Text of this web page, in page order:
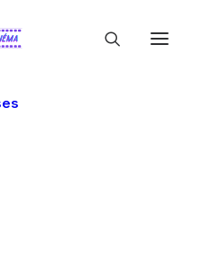
Tous droits réservés.